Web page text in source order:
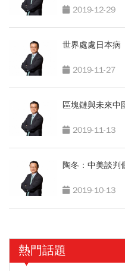
2019-12-29
世界處處日本病
2019-11-27
區塊鏈與未來中
2019-11-13
陶冬：中美談
2019-10-13
熱門話題